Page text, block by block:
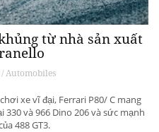
từ ​​nhà sản xuất
Automobiles
xe vĩ đại, Ferrari P80/ C mang
và 966 Dino 206 và sức mạnh
488 GT3.